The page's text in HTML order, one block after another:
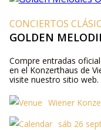
CONCIERTOS
GOLDEN
Compre entradas
en el Konzerthaus de
visite nuestro sitio web.
Wiener
sáb 26